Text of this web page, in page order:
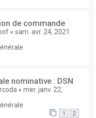
de commande
« sam. avr. 24, 2021
nominative : DSN
« mer. janv. 22,
1 2